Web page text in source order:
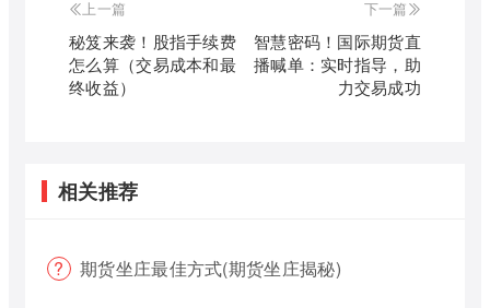
上一篇
秘笈来袭！股指手续费
怎么算（交易成本和最
终收益）
下一篇
智慧密码！国际期货直
播喊单：实时指导，助
力交易成功
相关推荐
期货坐庄最佳方式(期货坐庄揭秘)